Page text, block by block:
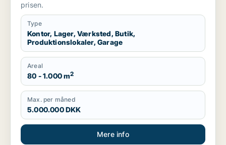
prisen.
Type
Kontor, Lager, Værksted, Butik,
Produktionslokaler, Garage
Areal
80 - 1.000 m2
Max. per måned
5.000.000 DKK
Mere info